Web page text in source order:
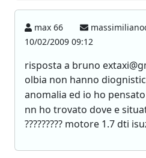
max 66
10/02/2009 09:12
risposta a bruno
olbia non hanno
anomalia ed io ho
nn ho trovato dove e
????????? motore 1.7 dti